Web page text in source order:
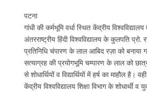
पटना
गांधी की कर्मभूमि वर्धा स्थित केंद्रीय विश्वविद्यालय
अंतरराष्ट्रीय हिंदी विश्वविद्यालय के कुलपति प्रो.
प्रतिनिधि चंपारण के लाल आबिद रज़ा को बनाया
सत्याग्रह की प्रयोगभूमि चम्पारण के लाल को
से शोधार्थियों व विद्यार्थियों में हर्ष का माहौल है।
केंद्रीय विश्वविद्यालय शिक्षा विभाग के शोधार्थी व